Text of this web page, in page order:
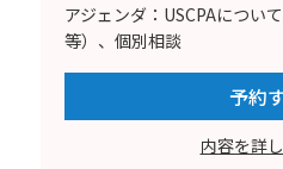
アジェンダ：USCPAについ
等）、個別相談
予約
内容を詳